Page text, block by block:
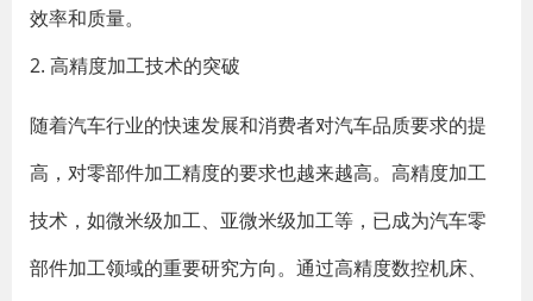
效率和质量。
2. 高精度加工技术的突破
随着汽车行业的快速发展和消费者对汽车品质要求的提
高，对零部件加工精度的要求也越来越高。高精度加工
技术，如微米级加工、亚微米级加工等，已成为汽车零
部件加工领域的重要研究方向。通过高精度数控机床、